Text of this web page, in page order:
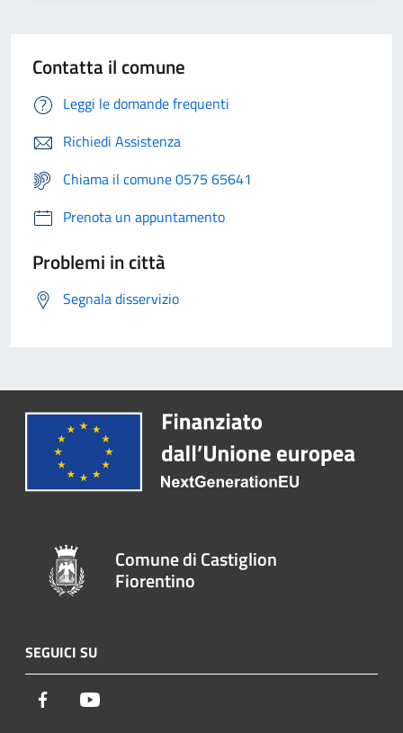
Contatta il comune
Leggi le domande frequenti
Richiedi Assistenza
Chiama il comune 0575 65641
Prenota un appuntamento
Problemi in città
Segnala disservizio
Comune di Castiglion
Fiorentino
SEGUICI SU
Facebook